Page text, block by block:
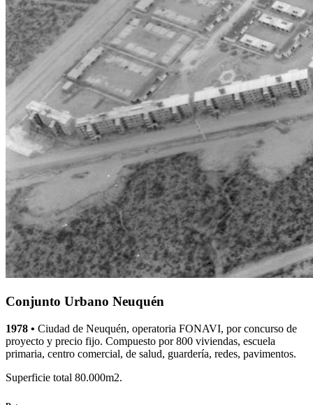
Conjunto Urbano Neuquén
1978 • Ciudad de Neuquén, operatoria FONAVI, por concurso de
proyecto y precio fijo. Compuesto por 800 viviendas, escuela
primaria, centro comercial, de salud, guardería, redes, pavimentos.
Superficie total 80.000m2.